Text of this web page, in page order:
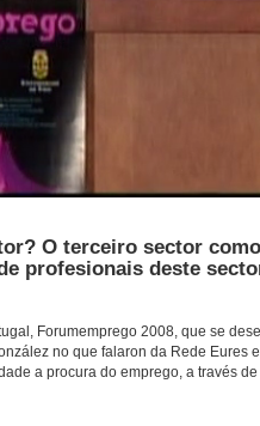
O terceiro sector
profesionais deste
Forumemprego 2008, que se
no que falaron da Rede
a procura do emprego, a través